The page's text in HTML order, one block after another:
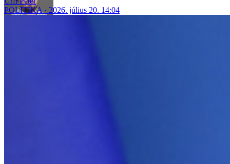
POLITIKA
2026. július 20. 14:04